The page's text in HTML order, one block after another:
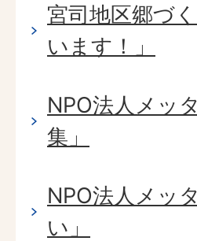
宮司地区郷づ
います！」
NPO法人メッ
集」
NPO法人メッ
い」